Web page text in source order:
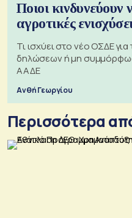
Ποιοι κινδυνεύουν
αγροτικές
Τι ισχύει στο νέο ΟΣΔΕ
δηλώσεων ή μη
ΑΑΔΕ
Ανθή Γεωργίου
Περισσότερα